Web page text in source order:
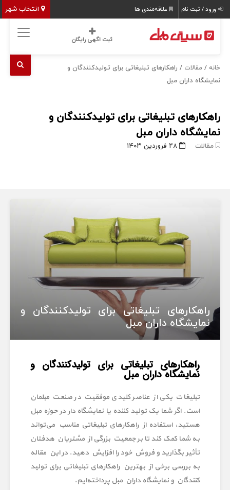
انتخاب شهر ورود / ثبت نام علاقه‌مندی ها
ثبت اگهی رایگان
خانه / مقالات / راهکارهای تبلیغاتی برای تولیدکنندگان و
نمایشگاه داران مبل
راهکارهای تبلیغاتی برای تولیدکنندگان و
نمایشگاه داران مبل
مقالات ۲۸ فروردین ۱۴۰۳
راهکارهای تبلیغاتی برای تولیدکنندگان و
نمایشگاه داران مبل
راهکارهای تبلیغاتی برای تولیدکنندگان و
نمایشگاه داران مبل
تبلیغات یکی از عناصر کلیدی موفقیت در صنعت مبلمان
است. اگر شما یک تولید کننده یا نمایشگاه دار در حوزه مبل
هستید، استفاده از راهکارهای تبلیغاتی مناسب می‌تواند
به شما کمک کند تا بر جمعیت بزرگی از مشتریان هدفتان
تأثیر بگذارید و فروش خود را افزایش دهید. در این مقاله
به بررسی برخی از بهترین راهکارهای تبلیغاتی برای تولید
کنندگان و نمایشگاه داران مبل پرداخته‌ایم.